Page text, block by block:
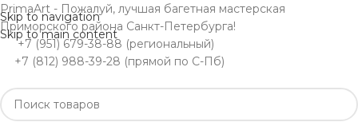
Skip to navigation
Skip to main content
PrimaArt - Пожалуй, лучшая багетная мастерская
Приморского района Санкт-Петербурга!
+7 (951) 679-38-88 (региональный)
+7 (812) 988-39-28 (прямой по С-Пб)